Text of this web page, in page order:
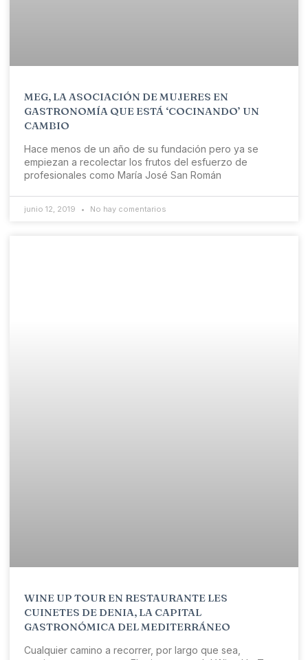
MEG, LA ASOCIACIÓN DE MUJERES EN
GASTRONOMÍA QUE ESTÁ ‘COCINANDO’ UN
CAMBIO
Hace menos de un año de su fundación pero ya se
empiezan a recolectar los frutos del esfuerzo de
profesionales como María José San Román
junio 12, 2019 No hay comentarios
WINE UP TOUR EN RESTAURANTE LES
CUINETES DE DENIA, LA CAPITAL
GASTRONÓMICA DEL MEDITERRÁNEO
Cualquier camino a recorrer, por largo que sea,